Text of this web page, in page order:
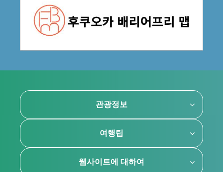
관광정보
여행팁
웹사이트에 대하여